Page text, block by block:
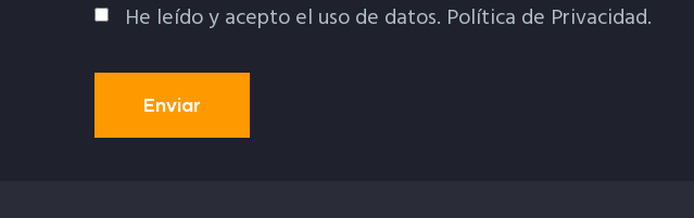
Política De Privacidad
He leído y acepto el uso de datos. Política de Privacidad.